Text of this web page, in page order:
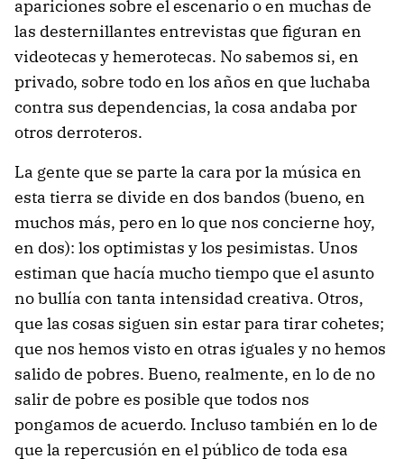
apariciones sobre el escenario o en muchas de
las desternillantes entrevistas que figuran en
videotecas y hemerotecas. No sabemos si, en
privado, sobre todo en los años en que luchaba
contra sus dependencias, la cosa andaba por
otros derroteros.
La gente que se parte la cara por la música en
esta tierra se divide en dos bandos (bueno, en
muchos más, pero en lo que nos concierne hoy,
en dos): los optimistas y los pesimistas. Unos
estiman que hacía mucho tiempo que el asunto
no bullía con tanta intensidad creativa. Otros,
que las cosas siguen sin estar para tirar cohetes;
que nos hemos visto en otras iguales y no hemos
salido de pobres. Bueno, realmente, en lo de no
salir de pobre es posible que todos nos
pongamos de acuerdo. Incluso también en lo de
que la repercusión en el público de toda esa